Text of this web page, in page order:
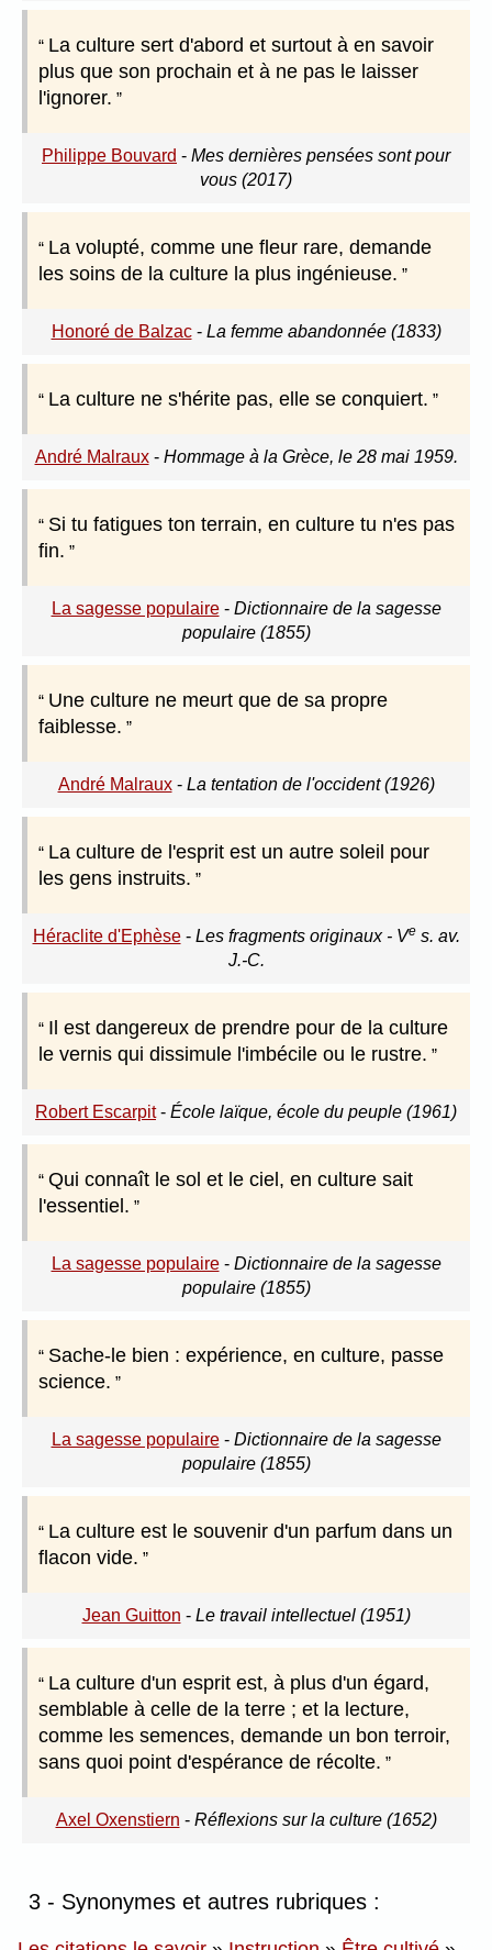
La culture sert d'abord et surtout à en savoir
plus que son prochain et à ne pas le laisser
l'ignorer.
Philippe Bouvard - Mes dernières pensées sont pour
vous (2017)
La volupté, comme une fleur rare, demande
les soins de la culture la plus ingénieuse.
Honoré de Balzac- La femme abandonnée (1833)
La culture ne s'hérite pas, elle se conquiert.
André Malraux- Hommage à la Grèce, le 28 mai 1959.
Si tu fatigues ton terrain, en culture tu n'es pas
fin.
La sagesse populaire- Dictionnaire de la sagesse
populaire (1855)
Une culture ne meurt que de sa propre
faiblesse.
André Malraux- La tentation de l'occident (1926)
La culture de l'esprit est un autre soleil pour
les gens instruits.
Héraclite d'Ephèse- Les fragments originaux - Ves. av.
J.-C.
Il est dangereux de prendre pour de la culture
le vernis qui dissimule l'imbécile ou le rustre.
Robert Escarpit- École laïque, école du peuple (1961)
Qui connaît le sol et le ciel, en culture sait
l'essentiel.
La sagesse populaire- Dictionnaire de la sagesse
populaire (1855)
Sache-le bien : expérience, en culture, passe
science.
La sagesse populaire- Dictionnaire de la sagesse
populaire (1855)
La culture est le souvenir d'un parfum dans un
flacon vide.
Jean Guitton - Le travail intellectuel (1951)
La culture d'un esprit est, à plus d'un égard,
semblable à celle de la terre ; et la lecture,
comme les semences, demande un bon terroir,
sans quoi point d'espérance de récolte.
Axel Oxenstiern - Réflexions sur la culture (1652)
3 - Synonymes et autres rubriques :